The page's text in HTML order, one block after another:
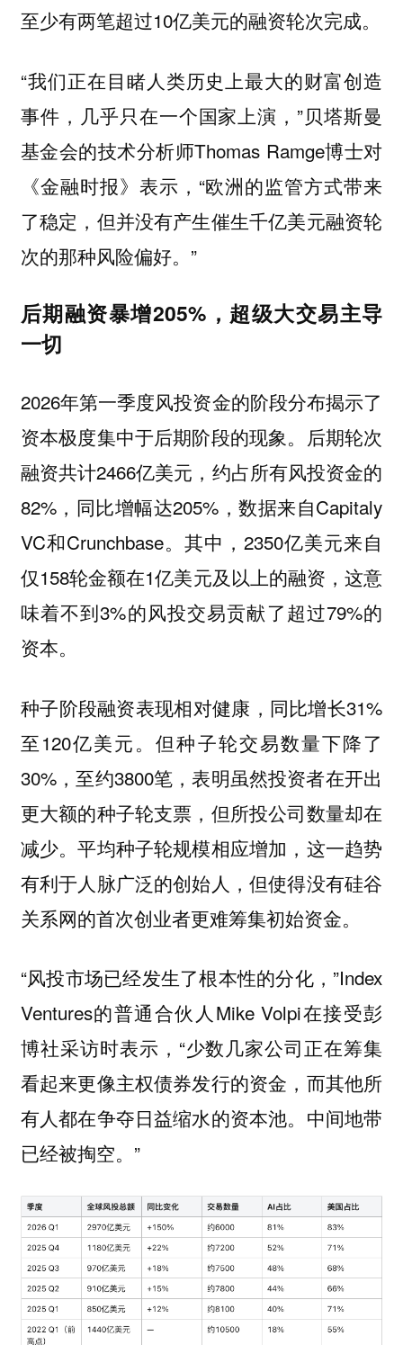
至少有两笔超过10亿美元的融资轮次完成。
“我们正在目睹人类历史上最大的财富创造
事件，几乎只在一个国家上演，”贝塔斯曼
基金会的技术分析师Thomas Ramge博士对
《金融时报》表示，“欧洲的监管方式带来
了稳定，但并没有产生催生千亿美元融资轮
次的那种风险偏好。”
后期融资暴增205%，超级大交易主导
一切
2026年第一季度风投资金的阶段分布揭示了
资本极度集中于后期阶段的现象。后期轮次
融资共计2466亿美元，约占所有风投资金的
82%，同比增幅达205%，数据来自Capitaly
VC和Crunchbase。其中，2350亿美元来自
仅158轮金额在1亿美元及以上的融资，这意
味着不到3%的风投交易贡献了超过79%的
资本。
种子阶段融资表现相对健康，同比增长31%
至120亿美元。但种子轮交易数量下降了
30%，至约3800笔，表明虽然投资者在开出
更大额的种子轮支票，但所投公司数量却在
减少。平均种子轮规模相应增加，这一趋势
有利于人脉广泛的创始人，但使得没有硅谷
关系网的首次创业者更难筹集初始资金。
“风投市场已经发生了根本性的分化，”Index
Ventures的普通合伙人Mike Volpi在接受彭
博社采访时表示，“少数几家公司正在筹集
看起来更像主权债券发行的资金，而其他所
有人都在争夺日益缩水的资本池。中间地带
已经被掏空。”